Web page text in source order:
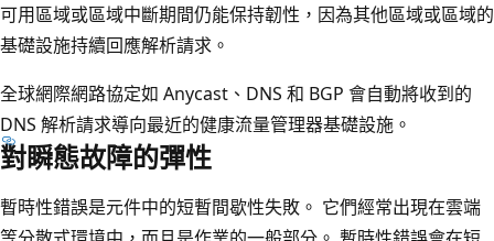
可用區域或區域中斷期間仍能保持韌性，因為其他區域或區域的
基礎設施持續回應解析請求。
全球網際網路協定如 Anycast、DNS 和 BGP 會自動將收到的
DNS 解析請求導向最近的健康流量管理器基礎設施。
對瞬態故障的彈性
暫時性錯誤是元件中的短暫間歇性失敗。 它們經常出現在雲端